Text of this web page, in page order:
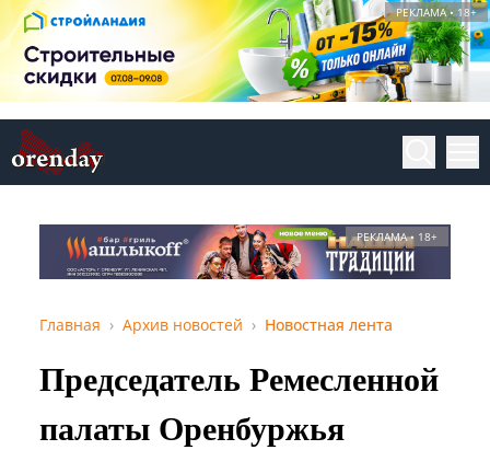
РЕКЛАМА • 18+
РЕКЛАМА • 18+
Главная Архив новостей Новостная лента
Председатель Ремесленной
палаты Оренбуржья